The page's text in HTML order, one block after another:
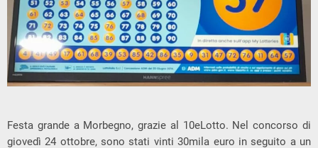
Festa grande a Morbegno, grazie al 10eLotto. Nel concorso di
giovedì 24 ottobre, sono stati vinti 30mila euro in seguito a un